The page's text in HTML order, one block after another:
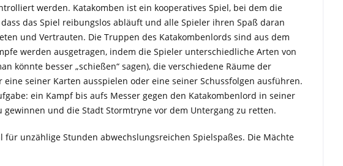
werden. Katakomben ist ein kooperatives Spiel, bei dem die
das Spiel reibungslos abläuft und alle Spieler ihren Spaß daran
und Vertrauten. Die Truppen des Katakombenlords sind aus dem
werden ausgetragen, indem die Spieler unterschiedliche Arten von
könnte besser „schießen“ sagen), die verschiedene Räume der
seiner Karten ausspielen oder eine seiner Schussfolgen ausführen.
ein Kampf bis aufs Messer gegen den Katakombenlord in seiner
und die Stadt Stormtryne vor dem Untergang zu retten.
unzählige Stunden abwechslungsreichen Spielspaßes. Die Mächte